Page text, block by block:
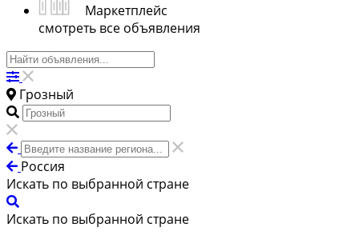
Маркетплейс
смотреть все объявления
Грозный
Россия
Искать по выбранной стране
Искать по выбранной стране